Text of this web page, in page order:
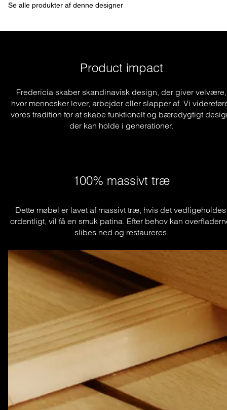
Se alle produkter af denne designer
Product impact
Fredericia skaber skandinavisk design, der giver velvære,
hvor mennesker lever, arbejder eller slapper af. Vi
vores tradition for at skabe funktionelt og bæredygtigt
der kan holde i generationer.
100% massivt træ
Dette møbel er lavet af massivt træ, hvis det vedligeholdes
ordentligt, vil få en smuk patina. Efter behov kan
slibes ned og restaureres.